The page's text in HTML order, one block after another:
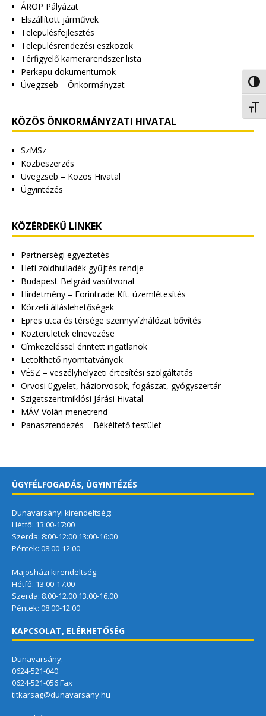
ÁROP Pályázat
Elszállított járművek
Településfejlesztés
Településrendezési eszközök
Térfigyelő kamerarendszer lista
Perkapu dokumentumok
Üvegzseb – Önkormányzat
KÖZÖS ÖNKORMÁNYZATI HIVATAL
SzMSz
Közbeszerzés
Üvegzseb – Közös Hivatal
Ügyintézés
KÖZÉRDEKŰ LINKEK
Partnerségi egyeztetés
Heti zöldhulladék gyűjtés rendje
Budapest-Belgrád vasútvonal
Hirdetmény – Forintrade Kft. üzemlétesítés
Körzeti álláslehetőségek
Epres utca és térsége szennyvízhálózat bővítés
Közterületek elnevezése
Címkezeléssel érintett ingatlanok
Letölthető nyomtatványok
VÉSZ – veszélyhelyzeti értesítési szolgáltatás
Orvosi ügyelet, háziorvosok, fogászat, gyógyszertár
Szigetszentmiklósi Járási Hivatal
MÁV-Volán menetrend
Panaszrendezés – Békéltető testület
ÜGYFÉLFOGADÁS, ÜGYINTÉZÉS
Dunavarsányi kirendeltség:
Hétfő: 13:00-17:00
Szerda: 8:00-12:00 13:00-16:00
Péntek: 08:00-12:00
Majosházi kirendeltség:
Hétfő: 13.00-17.00
Szerda: 8.00-12.00 13.00-16.00
Péntek: 08:00-12:00
KAPCSOLAT, ELÉRHETŐSÉG
Dunavarsány:
0624-521-040
0624-521-056 Fax
titkarsag@dunavarsany.hu